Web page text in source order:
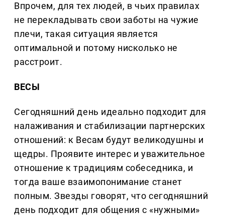
Впрочем, для тех людей, в чьих правилах
не перекладывать свои заботы на чужие
плечи, такая ситуация является
оптимальной и потому нисколько не
расстроит.
ВЕСЫ
Сегодняшний день идеально подходит для
налаживания и стабилизации партнерских
отношений: к Весам будут великодушны и
щедры. Проявите интерес и уважительное
отношение к традициям собеседника, и
тогда ваше взаимопонимание станет
полным. Звезды говорят, что сегодняшний
день подходит для общения с «нужными»